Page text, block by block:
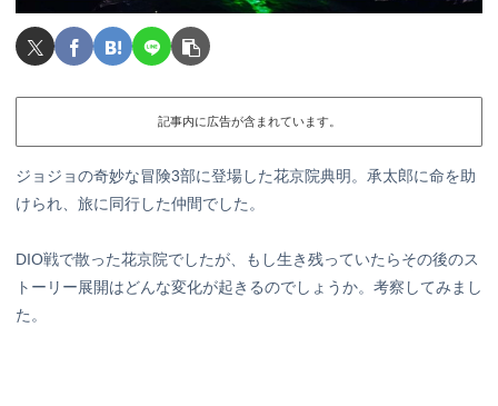
記事内に広告が含まれています。
ジョジョの奇妙な冒険3部に登場した花京院典明。承太郎に命を助
けられ、旅に同行した仲間でした。
DIO戦で散った花京院でしたが、もし生き残っていたらその後のス
トーリー展開はどんな変化が起きるのでしょうか。考察してみまし
た。